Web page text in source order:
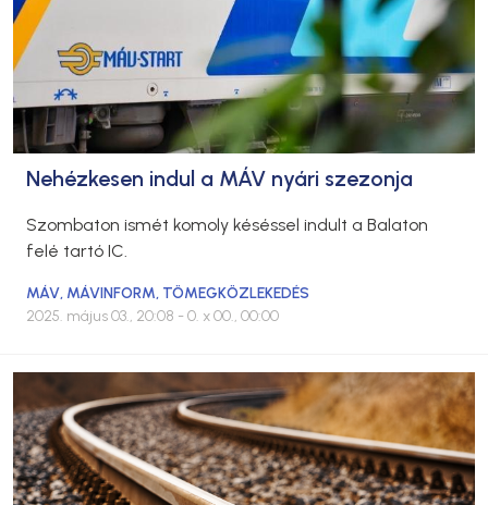
Nehézkesen indul a MÁV nyári szezonja
Szombaton ismét komoly késéssel indult a Balaton
felé tartó IC.
MÁV, MÁVINFORM, TÖMEGKÖZLEKEDÉS
2025. május 03., 20:08 - 0. x 00., 00:00